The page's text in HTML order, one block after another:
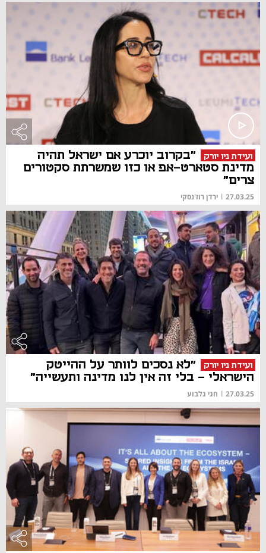
ועידת ניו יורק
"בקרוב יוכרע אם ישראל תהיה
מדינת סטארט-אפ או כזו שמשרתת סקטורים
צרים"
27.03.25
| ירדן רוז'נסקי
ועידת ניו יורק
"לא נסכים לוותר על ההייטק
הישראלי - בלי זה אין לנו מדינה ותעשייה"
27.03.25
| חגי גלבוע